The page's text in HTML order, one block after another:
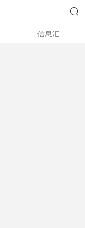

信息汇